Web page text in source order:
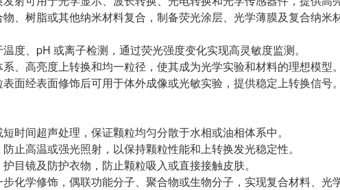
、树脂或其他纳米材料复合，制备荧光涂层、光学薄膜及复合纳米
度、pH 或离子检测，通过荧光强度变化实现高灵敏度监测。
、高亮度上转换和均一粒径，使其成为光学实验和材料的理想模型。
面经表面修饰后可用于体外成像或光敏实验，提供稳定上转换信号。
时间超声处理，保证颗粒均匀分散于水相或油相体系中。
止高温或强光照射，以保持颗粒性能和上转换发光稳定性。
目镜及防护衣物，防止颗粒吸入或直接接触皮肤。
化学修饰，偶联功能分子、聚合物或生物分子，实现复合材料、光